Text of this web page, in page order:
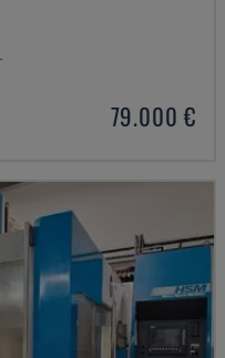
79.000 €